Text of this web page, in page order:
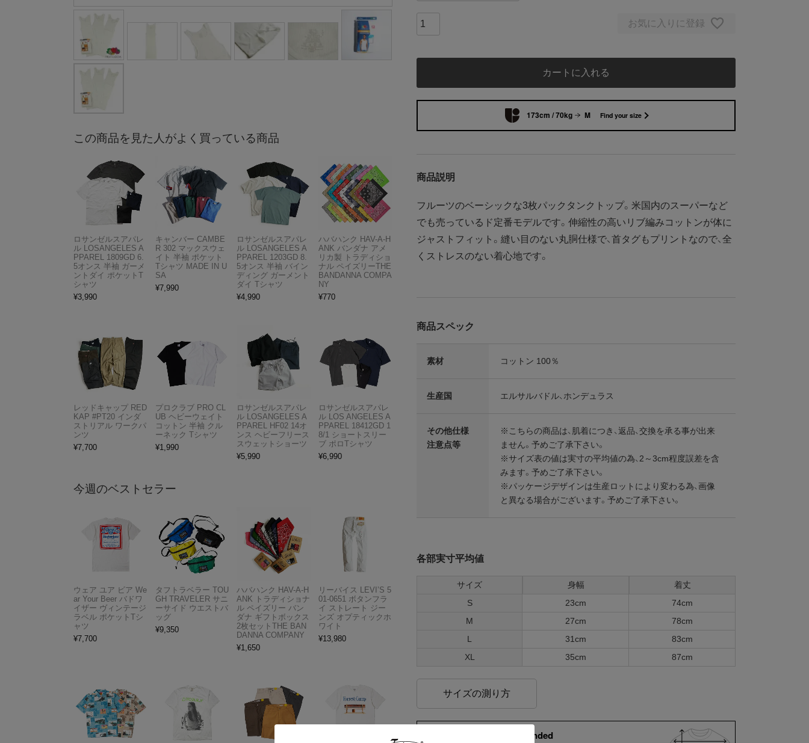
お気に入りに登録
カートに入れる
173cm / 70kg M Find your size
商品説明
フルーツのベーシックな3枚パックタンクトップ。米国内のスーパーなど
でも売っているド定番モデルです。伸縮性の高いリブ編みコットンが体に
ジャストフィット。縫い目のない丸胴仕様で、首タグもプリントなので、全
くストレスのない着心地です。
商品スペック
素材 コットン 100％
生産国 エルサルバドル、ホンデュラス
その他仕様
注意点等
※こちらの商品は、肌着につき、返品、交換を承る事が出来
ません。予めご了承下さい。
※サイズ表の値は実寸の平均値の為、2～3cm程度誤差を含
みます。予めご了承下さい。
※パッケージデザインは生産ロットにより変わる為、画像
と異なる場合がございます。予めご了承下さい。
各部実寸平均値
サイズ 身幅
着丈
S
23cm
74cm
M
27cm
78cm
L
31cm
83cm
XL
35cm 87cm
サイズの測り方
173cm 70kgRecommended
この商品を見た人がよく買っている商品
ロサンゼルスアパレ
ル LOSANGELES A
PPAREL 1809GD 6.
5オンス 半袖 ガーメ
ントダイ ポケットT
シャツ
¥3,990
キャンバー CAMBE
R 302 マックスウェ
イト 半袖 ポケット
Tシャツ MADE IN U
SA
¥7,990
ロサンゼルスアパレ
ル LOSANGELES A
PPAREL 1203GD 8.
5オンス 半袖 バイン
ディング ガーメント
ダイ Tシャツ
¥4,990
ハバハンク HAV-A-H
ANK バンダナ アメ
リカ製 トラディショ
ナル ペイズリーTHE
BANDANNA COMPA
NY
¥770
レッドキャップ RED
KAP #PT20 インダ
ストリアル ワークパ
ンツ
¥7,700
プロクラブ PRO CL
UB ヘビーウェイト
コットン 半袖 クル
ーネック Tシャツ
¥1,990
ロサンゼルスアパレ
ル LOSANGELES A
PPAREL HF02 14オ
ンス ヘビーフリース
スウェットショーツ
¥5,990
ロサンゼルスアパレ
ル LOS ANGELES A
PPAREL 18412GD 1
8/1 ショートスリー
ブ ポロTシャツ
¥6,990
今週のベストセラー
ウェア ユア ビア We
ar Your Beer バドワ
イザー ヴィンテージ
ラベル ポケットTシ
ャツ
¥7,700
タフトラベラー TOU
GH TRAVELER サニ
ーサイド ウエストバ
ッグ
¥9,350
ハバハンク HAV-A-H
ANK トラディショナ
ル ペイズリー バン
ダナ ギフトボックス
2枚セットTHE BAN
DANNA COMPANY
¥1,650
リーバイス LEVI’S 5
01-0651 ボタンフラ
イ ストレート ジー
ンズ オプティックホ
ワイト
¥13,980